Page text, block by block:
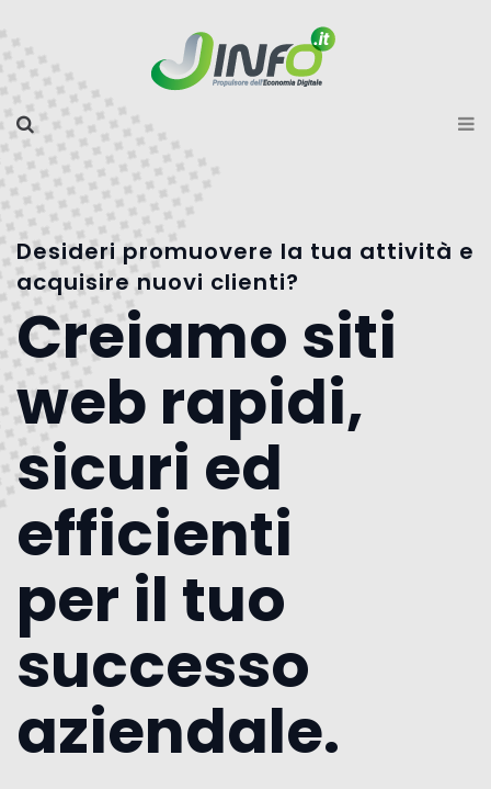
Desideri promuovere la tua attività e
acquisire nuovi clienti?
Creiamo siti
web rapidi,
sicuri ed
efficienti
per il tuo
successo
aziendale.